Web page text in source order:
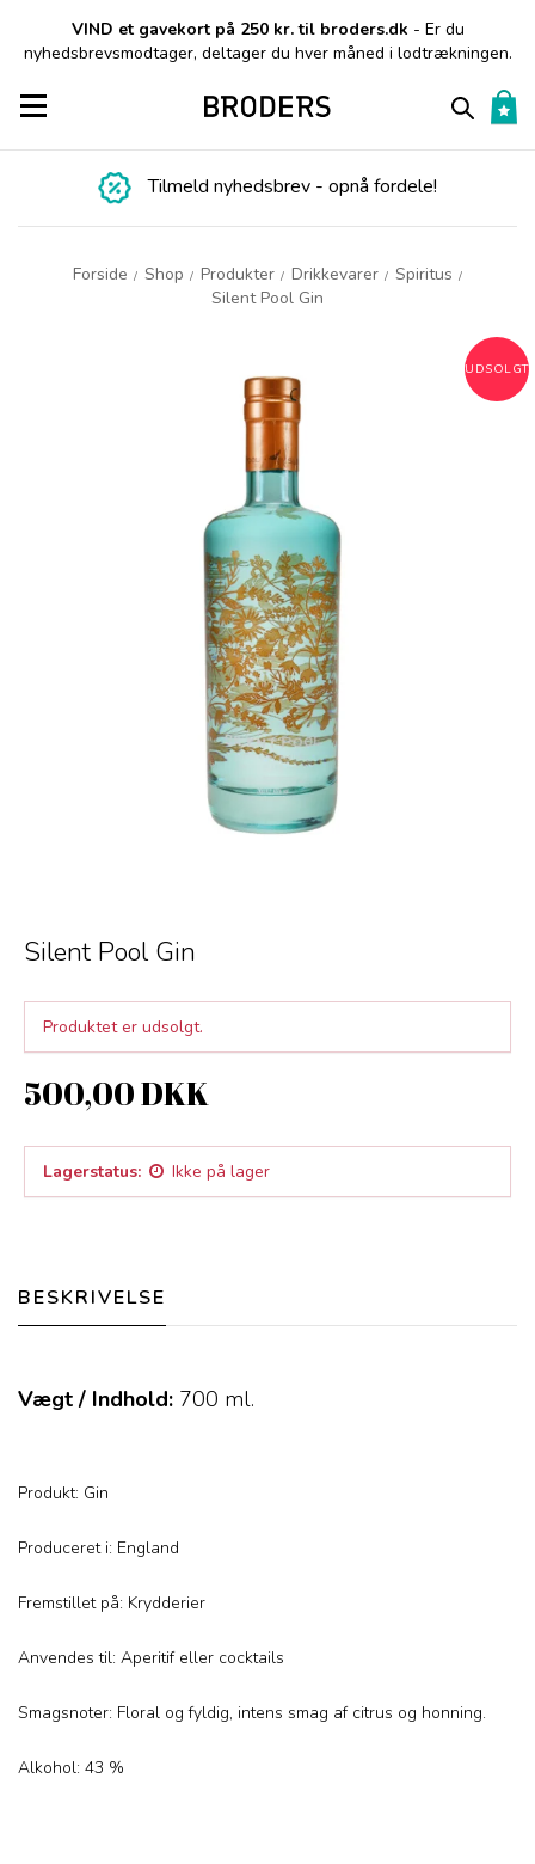
VIND et gavekort på 250 kr. til broders.dk - Er du
nyhedsbrevsmodtager, deltager du hver måned i lodtrækningen.
Toggle navigation
Tilmeld nyhedsbrev - opnå fordele!
Forside / Shop / Produkter / Drikkevarer / Spiritus /
Silent Pool Gin
UDSOLGT
Silent Pool Gin
Produktet er udsolgt.
500,00 DKK
Lagerstatus: Ikke på lager
BESKRIVELSE
Vægt / Indhold: 700 ml.
Produkt: Gin
Produceret i: England
Fremstillet på: Krydderier
Anvendes til: Aperitif eller cocktails
Smagsnoter: Floral og fyldig, intens smag af citrus og honning.
Alkohol: 43 %